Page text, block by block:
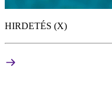
HIRDETÉS (X)